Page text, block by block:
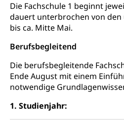
Die Fachschule 1 beginnt
dauert unterbrochen von den
bis ca. Mitte Mai.
Berufsbegleitend
Die berufsbegleitende
Ende August mit einem
notwendige
1. Studienjahr:
Kriminalität
Strafverfahren
Strafregisterauszug
Vormundschaft
Vormund, Amtsvormund,
Vormundschaftsbehörde,
Jugendschutz
Kindes- und
Kindes- und
Umwelt und Bauen